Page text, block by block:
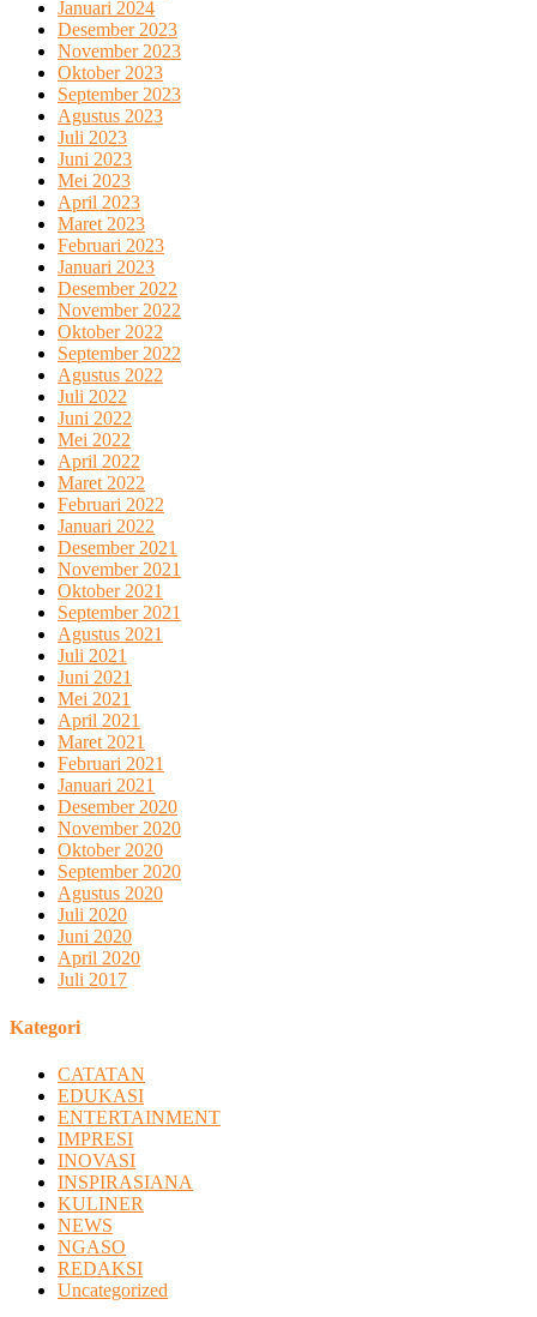
Januari 2024
Desember 2023
November 2023
Oktober 2023
September 2023
Agustus 2023
Juli 2023
Juni 2023
Mei 2023
April 2023
Maret 2023
Februari 2023
Januari 2023
Desember 2022
November 2022
Oktober 2022
September 2022
Agustus 2022
Juli 2022
Juni 2022
Mei 2022
April 2022
Maret 2022
Februari 2022
Januari 2022
Desember 2021
November 2021
Oktober 2021
September 2021
Agustus 2021
Juli 2021
Juni 2021
Mei 2021
April 2021
Maret 2021
Februari 2021
Januari 2021
Desember 2020
November 2020
Oktober 2020
September 2020
Agustus 2020
Juli 2020
Juni 2020
April 2020
Juli 2017
Kategori
CATATAN
EDUKASI
ENTERTAINMENT
IMPRESI
INOVASI
INSPIRASIANA
KULINER
NEWS
NGASO
REDAKSI
Uncategorized